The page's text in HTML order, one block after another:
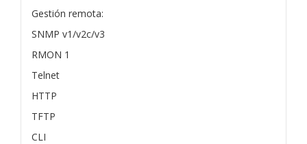
Gestión remota:
SNMP v1/v2c/v3
RMON 1
Telnet
HTTP
TFTP
CLI